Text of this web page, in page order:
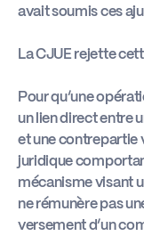
avait soumis ces
La CJUE rejette
Pour qu’une
un lien direct entre
et une contrepartie
juridique
mécanisme visant
ne rémunère pas
versement d’un